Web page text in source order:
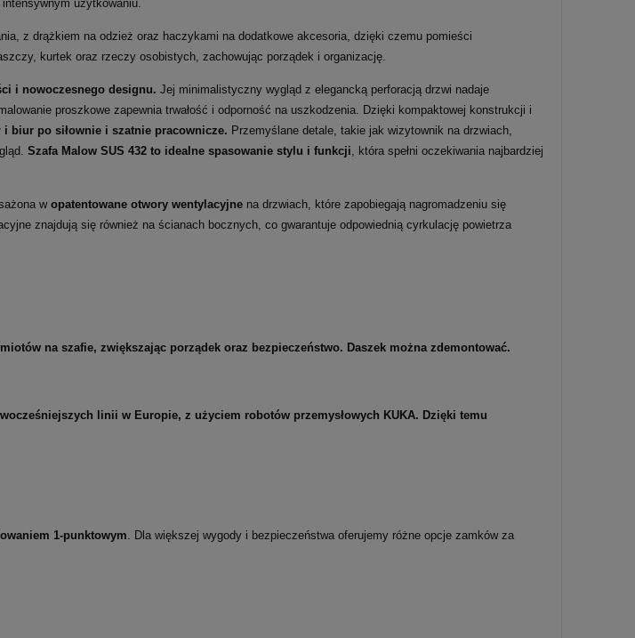
użytkowaniu.
z drążkiem na odzież oraz haczykami na dodatkowe akcesoria, dzięki czemu pomieści
kurtek oraz rzeczy osobistych, zachowując porządek i organizację.
i nowoczesnego designu. Jej minimalistyczny wygląd z elegancką perforacją drzwi nadaje
proszkowe zapewnia trwałość i odporność na uszkodzenia. Dzięki kompaktowej konstrukcji i
i biur po siłownie i szatnie pracownicze. Przemyślane detale, takie jak wizytownik na drzwiach,
Szafa Malow SUS 432 to idealne spasowanie stylu i funkcji, która spełni oczekiwania najbardziej
wopatentowane otwory wentylacyjne na drzwiach, które zapobiegają nagromadzeniu się
znajdują się również na ścianach bocznych, co gwarantuje odpowiednią cyrkulację powietrza
na szafie, zwiększając porządek oraz bezpieczeństwo. Daszek można zdemontować.
linii w Europie, z użyciem robotów przemysłowych KUKA. Dzięki temu
1-punktowym . Dla większej wygody i bezpieczeństwa oferujemy różne opcje zamków za